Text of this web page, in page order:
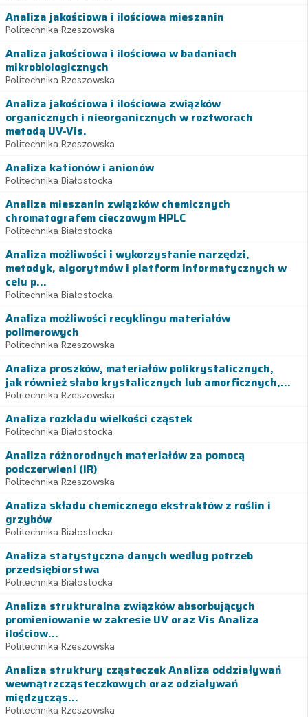
Analiza jakościowa i ilościowa mieszanin
Politechnika Rzeszowska
Analiza jakościowa i ilościowa w badaniach
mikrobiologicznych
Politechnika Rzeszowska
Analiza jakościowa i ilościowa związków
organicznych i nieorganicznych w roztworach
metodą UV-Vis.
Politechnika Rzeszowska
Analiza kationów i anionów
Politechnika Białostocka
Analiza mieszanin związków chemicznych
chromatografem cieczowym HPLC
Politechnika Białostocka
Analiza możliwości i wykorzystanie narzędzi,
metodyk, algorytmów i platform informatycznych w
celu p...
Politechnika Białostocka
Analiza możliwości recyklingu materiałów
polimerowych
Politechnika Rzeszowska
Analiza proszków, materiałów polikrystalicznych,
jak również słabo krystalicznych lub amorficznych,...
Politechnika Rzeszowska
Analiza rozkładu wielkości cząstek
Politechnika Białostocka
Analiza różnorodnych materiałów za pomocą
podczerwieni (IR)
Politechnika Rzeszowska
Analiza składu chemicznego ekstraktów z roślin i
grzybów
Politechnika Białostocka
Analiza statystyczna danych według potrzeb
przedsiębiorstwa
Politechnika Białostocka
Analiza strukturalna związków absorbujących
promieniowanie w zakresie UV oraz Vis Analiza
ilościow...
Politechnika Rzeszowska
Analiza struktury cząsteczek Analiza oddziaływań
wewnątrzcząsteczkowych oraz odziaływań
międzycząs...
Politechnika Rzeszowska